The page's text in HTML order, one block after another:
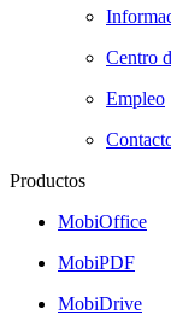
Centro
Empleo
Productos
MobiOffice
MobiPDF
MobiDrive